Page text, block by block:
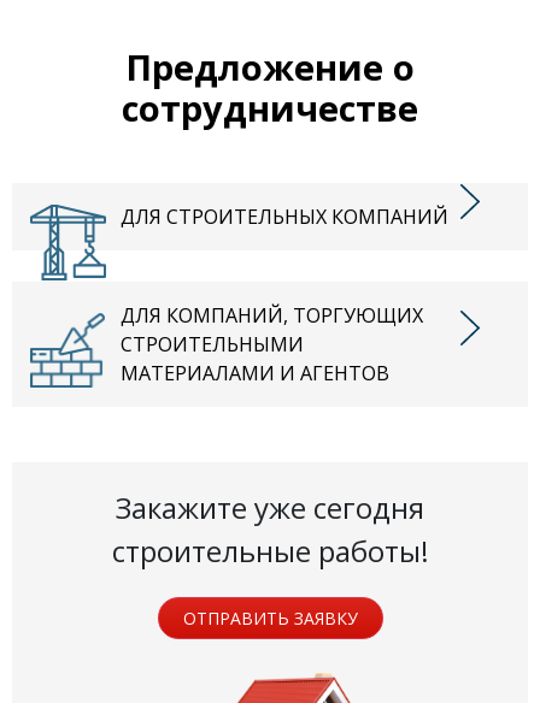
Предложение о
сотрудничестве
ДЛЯ СТРОИТЕЛЬНЫХ КОМПАНИЙ
ДЛЯ КОМПАНИЙ, ТОРГУЮЩИХ
СТРОИТЕЛЬНЫМИ
МАТЕРИАЛАМИ И АГЕНТОВ
Закажите уже сегодня
строительные работы!
ОТПРАВИТЬ ЗАЯВКУ